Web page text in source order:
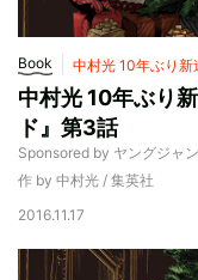
Book 中村光 10年ぶり新
中村光 10年ぶり
ド』第3話
Sponsored by ヤングジャ
作 by 中村光 / 集英社
2016.11.17